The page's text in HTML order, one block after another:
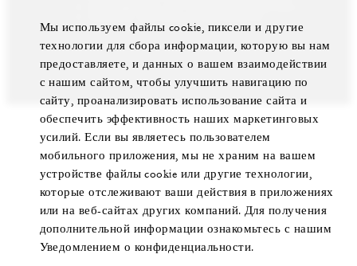
© Four Seasons Hotels Limited, 1997-2026. Все права
защищены.
Мы используем файлы cookie, пиксели и другие
технологии для сбора информации, которую вы нам
предоставляете, и данных о вашем взаимодействии
с нашим сайтом, чтобы улучшить навигацию по
сайту, проанализировать использование сайта и
обеспечить эффективность наших маркетинговых
усилий. Если вы являетесь пользователем
мобильного приложения, мы не храним на вашем
устройстве файлы cookie или другие технологии,
которые отслеживают ваши действия в приложениях
или на веб-сайтах других компаний. Для получения
дополнительной информации ознакомьтесь с нашим
Уведомлением о конфиденциальности.